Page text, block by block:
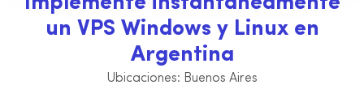
un VPS Windows y Linux en
Argentina
Ubicaciones: Buenos Aires